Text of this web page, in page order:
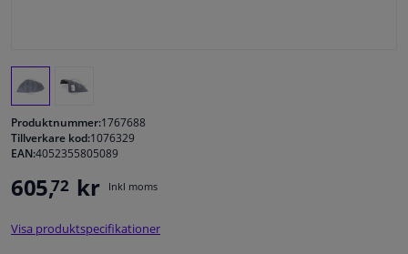
Interiör & bilklädsel
Bilvård & Tillbehör
Verkstad & Verktyg
Husbil, motorcykel, cykel & båt
Produktnummer:1767688
Tillverkare kod:1076329
EAN:4052355805089
605,72 kr Inkl moms
Visa produktspecifikationer